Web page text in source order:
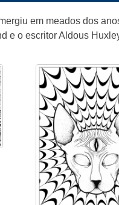
em meados dos
e o escritor Aldous